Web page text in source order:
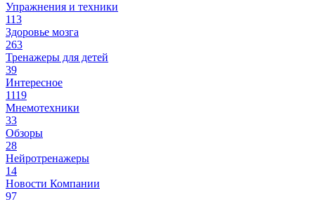
Упражнения и техники
113
Здоровье мозга
263
Тренажеры для детей
39
Интересное
1119
Мнемотехники
33
Обзоры
28
Нейротренажеры
14
Новости Компании
97